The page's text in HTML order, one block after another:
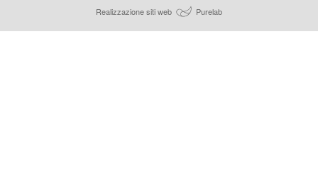
Realizzazione siti web Purelab